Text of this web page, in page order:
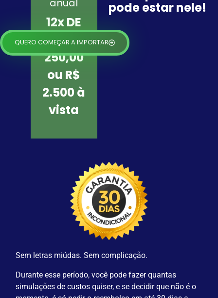
pode estar nele!
anual
12x DE
R$
250,00
ou R$
2.500 à
vista
QUERO COMEÇAR A IMPORTAR
Sem letras miúdas. Sem complicação.
Durante esse período, você pode fazer quantas
simulações de custos quiser, e se decidir que não é o